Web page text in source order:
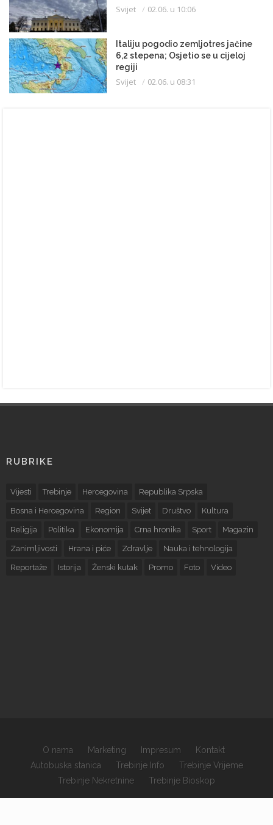
Svijet 02.06. u 10:06
Italiju pogodio zemljotres jačine
6,2 stepena; Osjetio se u cijeloj
regiji
Svijet 02.06. u 08:31
×
RUBRIKE
Vijesti Trebinje Hercegovina Republika Srpska
Bosna i Hercegovina Region Svijet Društvo Kultura
Religija Politika Ekonomija Crna hronika Sport Magazin
Zanimljivosti Hrana i piće Zdravlje Nauka i tehnologija
Reportaže Istorija Ženski kutak Promo Foto Video
O nama Marketing Impresum
Kontakt
Autobuska stanica
Trebinje Info
Trebinje Vrijeme
Trebinje Nekretnine
Trebinje Bioskop
Copyrights © 2026 sva prava zadržana.